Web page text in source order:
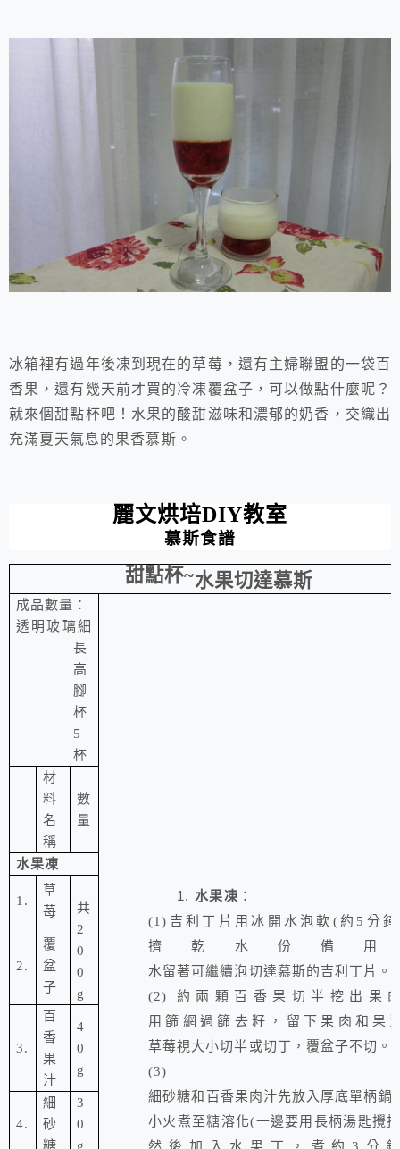
冰箱裡有過年後凍到現在的草莓，還有主婦聯盟的一袋百
香果，還有幾天前才買的冷凍覆盆子，可以做點什麼呢？
就來個甜點杯吧！水果的酸甜滋味和濃郁的奶香，交織出
充滿夏天氣息的果香慕斯。
麗文烘培DIY教室
慕斯食譜
甜點杯~水果切達慕斯
成品數量：
透明玻璃細
長
高
腳
杯
5
杯
1. 水果凍 ：
(1) 吉利丁片 用冰開水泡軟 (約 5 分鐘
擠乾水份備用
水留著可繼續泡切達慕斯的吉利丁片。
(2) 約兩顆 百香果 切半挖出果
用篩網過篩去籽，留下果肉和果
草莓視大小切半或切丁， 覆盆子不切。
(3)
細砂糖和百香果肉汁先放入厚底單柄鍋
小火煮至糖溶化(一邊要用長柄湯匙攪
材
料
名
稱
數
量
水果凍
1.
草
苺
共
2
0
0
g
2.
覆
盆
子
3.
百
香
果
汁
4
0
g
4.
細
砂
糖
3
0
g